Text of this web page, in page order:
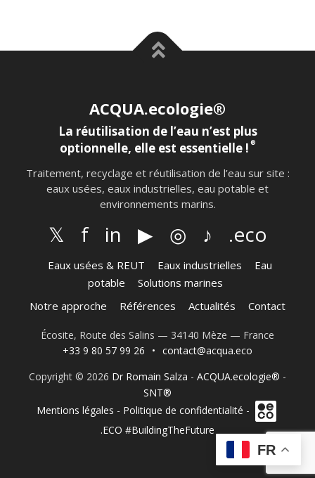
ACQUA.ecologie®
La réutilisation de l’eau n’est plus
optionnelle, elle est essentielle ! ®
Traitement, recyclage et réutilisation de l’eau sur site :
eaux usées, eaux industrielles, eau potable et
environnements marins.
𝕏 f in ▶ ◎ ♪ .eco
Eaux usées & REUT Eaux industrielles
Eau
potable
Solutions marines
Notre approche
Références Actualités Contact
Écosite, Route des Salins — 34140 Mèze — France
+33 9 80 57 99 26
• contact@acqua.eco
Copyright © 2026 Dr Romain Salza - ACQUA.ecologie® -
SNT®
Mentions légales - Politique de confidentialité -
.ECO #BuildingTheFuture
FR